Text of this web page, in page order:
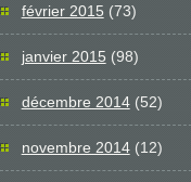
février 2015(73)
janvier 2015(98)
décembre 2014(52)
novembre 2014(12)